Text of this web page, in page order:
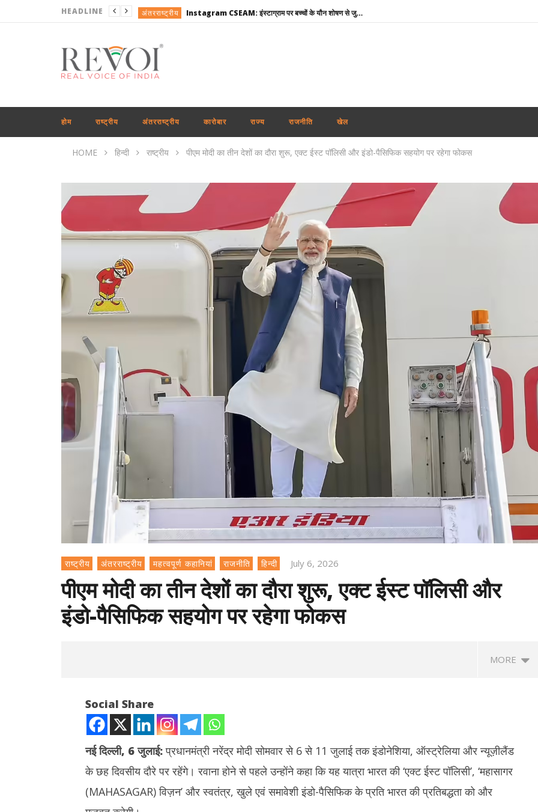
HEADLINE अंतरराष्ट्रीय Instagram CSEAM: इंस्टाग्राम पर बच्चों के यौन शोषण से जुड़े 50 से अधिक मामलों पर NHRC सख्त, Meta को नोटिस
राजनीति
खेल
राजनीति तमिलनाडु में विजय सरकार का पहला बजट : शादी पर लड़की को सोने का सिक्का, जन्म पर बच्चे को सोने की अंगूठी
उत्तरप्रदेश माफिया अतीक अहमद के छोटे बेटे अबान की सड़क दुर्घटना में मौत, छोटे भाई का शव देख बिलख पड़ा अहजम
राजनीति
राष्ट्रीय अभिजीत दिपके ने लॉन्च किया नया अभियान ‘क्या बोलती पब्लिक’, बोले – शिक्षा कमाई का जरिया नहीं
अपराध रेप कांड : तहलका मैगज़ीन के पूर्व सम्पादक तरुण तेजपाल दोषी करार, बॉम्बे हाई कोर्ट ने सुनाई 10 साल की सजा
होम राष्ट्रीय अंतरराष्ट्रीय कारोबार राज्य राजनीति खेल
HOME हिन्दी राष्ट्रीय पीएम मोदी का तीन देशों का दौरा शुरू, एक्ट ईस्ट पॉलिसी और इंडो-पैसिफिक सहयोग पर रहेगा फोकस
राष्ट्रीय अंतरराष्ट्रीय महत्वपूर्ण कहानियां राजनीति हिन्दी July 6, 2026
पीएम मोदी का तीन देशों का दौरा शुरू, एक्ट ईस्ट पॉलिसी और
इंडो-पैसिफिक सहयोग पर रहेगा फोकस
MORE
NOW VIEWING
पीएम मोदी का तीन देशों का दौरा शुरू, एक्ट ईस्ट
Social Share
नई दिल्ली, 6 जुलाई:प्रधानमंत्री नरेंद्र मोदी सोमवार से 6 से 11 जुलाई तक इंडोनेशिया, ऑस्ट्रेलिया और न्यूज़ीलैंड
के छह दिवसीय दौरे पर रहेंगे। रवाना होने से पहले उन्होंने कहा कि यह यात्रा भारत की ‘एक्ट ईस्ट पॉलिसी’, ‘महासागर
(MAHASAGAR) विज़न’ और स्वतंत्र, खुले एवं समावेशी इंडो-पैसिफिक के प्रति भारत की प्रतिबद्धता को और